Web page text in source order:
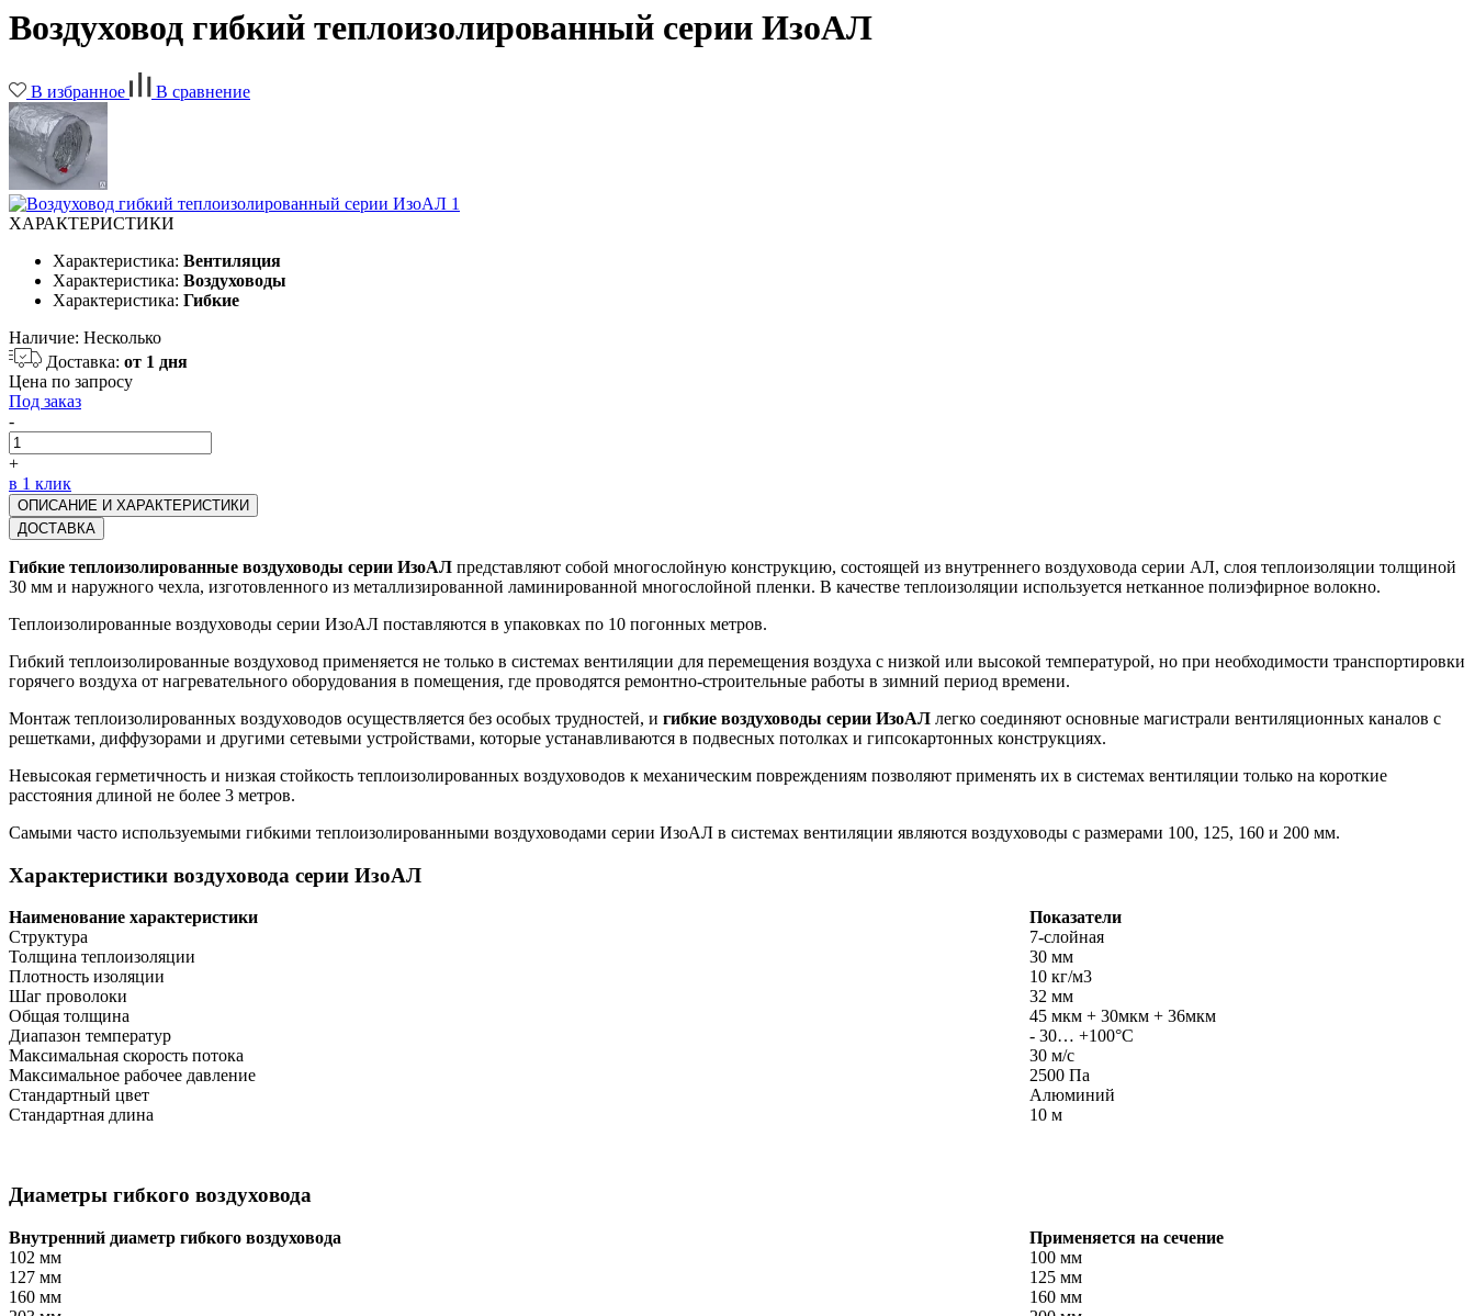
Воздуховод гибкий теплоизолированный серии ИзоАЛ
В избранное В сравнение
ХАРАКТЕРИСТИКИ
Характеристика: Вентиляция
Характеристика: Воздуховоды
Характеристика: Гибкие
Наличие: Несколько
Доставка: от 1 дня
Цена по запросу
Под заказ
-
+
в 1 клик
ОПИСАНИЕ И ХАРАКТЕРИСТИКИ
ДОСТАВКА
Гибкие теплоизолированные воздуховоды серии ИзоАЛ представляют собой многослойную конструкцию, состоящей из внутреннего воздуховода серии АЛ, слоя теплоизоляции толщиной
30 мм и наружного чехла, изготовленного из металлизированной ламинированной многослойной пленки. В качестве теплоизоляции используется нетканное полиэфирное волокно.
Теплоизолированные воздуховоды серии ИзоАЛ поставляются в упаковках по 10 погонных метров.
Гибкий теплоизолированные воздуховод применяется не только в системах вентиляции для перемещения воздуха с низкой или высокой температурой, но при необходимости транспортировки
горячего воздуха от нагревательного оборудования в помещения, где проводятся ремонтно-строительные работы в зимний период времени.
Монтаж теплоизолированных воздуховодов осуществляется без особых трудностей, и гибкие воздуховоды серии ИзоАЛ легко соединяют основные магистрали вентиляционных каналов с
решетками, диффузорами и другими сетевыми устройствами, которые устанавливаются в подвесных потолках и гипсокартонных конструкциях.
Невысокая герметичность и низкая стойкость теплоизолированных воздуховодов к механическим повреждениям позволяют применять их в системах вентиляции только на короткие
расстояния длиной не более 3 метров.
Самыми часто используемыми гибкими теплоизолированными воздуховодами серии ИзоАЛ в системах вентиляции являются воздуховоды с размерами 100, 125, 160 и 200 мм.
Характеристики воздуховода серии ИзоАЛ
Наименование характеристики
Показатели
Структура
7-слойная
Толщина теплоизоляции
30 мм
Плотность изоляции
10 кг/м3
Шаг проволоки
32 мм
Общая толщина
45 мкм + 30мкм + 36мкм
Диапазон температур
- 30… +100°С
Максимальная скорость потока
30 м/с
Максимальное рабочее давление
2500 Па
Стандартный цвет
Алюминий
Стандартная длина
10 м
Диаметры гибкого воздуховода
Внутренний диаметр гибкого воздуховода
Применяется на сечение
102 мм
100 мм
127 мм
125 мм
160 мм
160 мм